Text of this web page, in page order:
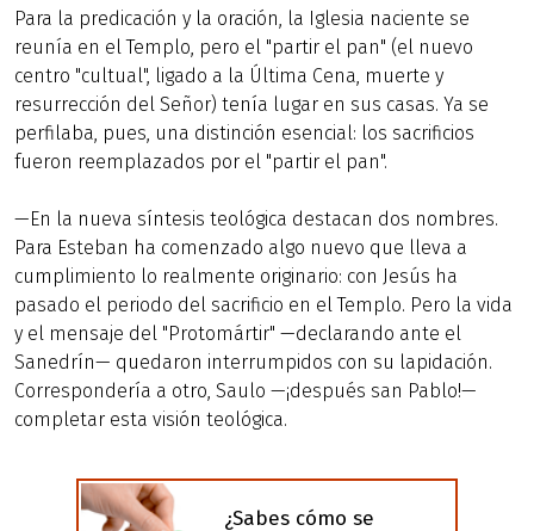
Para la predicación y la oración, la Iglesia naciente se
reunía en el Templo, pero el "partir el pan" (el nuevo
centro "cultual", ligado a la Última Cena, muerte y
resurrección del Señor) tenía lugar en sus casas. Ya se
perfilaba, pues, una distinción esencial: los sacrificios
fueron reemplazados por el "partir el pan".
—En la nueva síntesis teológica destacan dos nombres.
Para Esteban ha comenzado algo nuevo que lleva a
cumplimiento lo realmente originario: con Jesús ha
pasado el periodo del sacrificio en el Templo. Pero la vida
y el mensaje del "Protomártir" —declarando ante el
Sanedrín— quedaron interrumpidos con su lapidación.
Correspondería a otro, Saulo —¡después san Pablo!—
completar esta visión teológica.
¿Sabes cómo se